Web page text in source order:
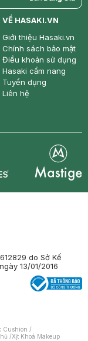
price
VỀ HASAKI.VN
Giới thiệu Hasaki.vn
Chính sách bảo mật
Điều khoản sử dụng
Hasaki cẩm nang
Tuyển dụng
Liên hệ
do Sở Kế
13/01/2016
Cushion /
/Xịt Khoá Makeup